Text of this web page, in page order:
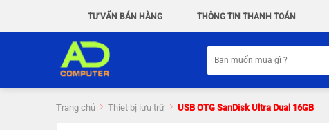
TƯ VẤN BÁN HÀNG THÔNG TIN THANH TOÁN
kiếm:
Trang chủ Thiet bị lưu trữ USB OTG SanDisk Ultra Dual 16GB